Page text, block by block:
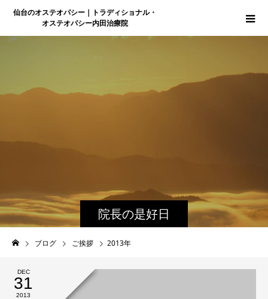
仙台のオステオパシー｜トラディショナル・
オステオパシー内田治療院
院長の是好日
ブログ ご挨拶 2013年
DEC
31
2013